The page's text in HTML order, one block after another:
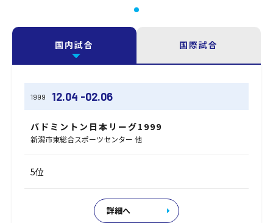
国内試合 国際試合
12.04 -02.06
1999
バドミントン日本リーグ1999
新潟市東総合スポーツセンター 他
5位
詳細へ